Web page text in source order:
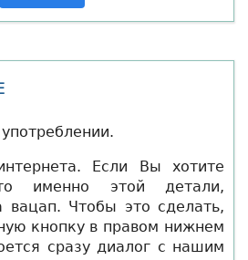
Если Вы хотите
именно этой детали,
Чтобы это сделать,
кнопку в правом нижнем
сразу диалог с нашим